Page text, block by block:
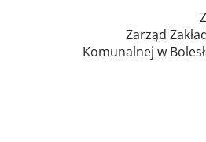
Zarząd
Komunalnej w